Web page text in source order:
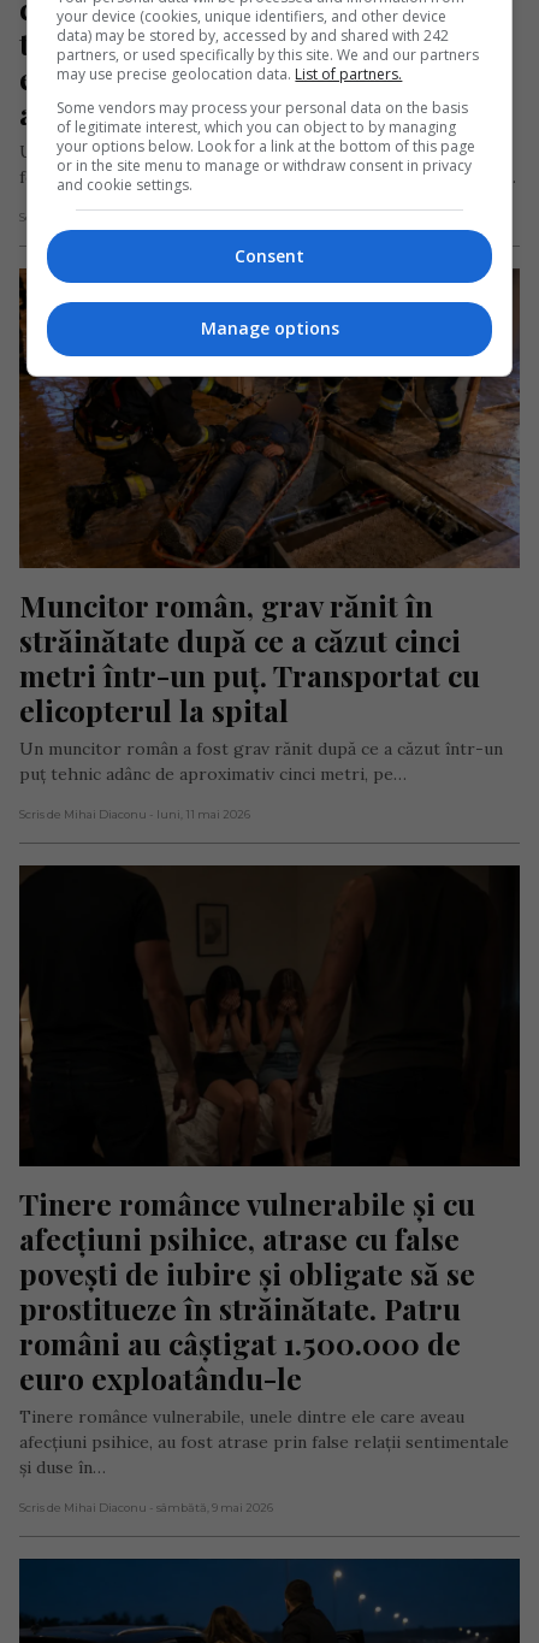
trecut prin frig, foamete, arest și
expulzare, iar astăzi este un
antreprenor de succes
Un român plecat dintr-un sat din Sălaj a trecut prin frig,
foamete, păduri dese, arest și expulzare înainte să reușească…
Scris de Mihai Diaconu
Muncitor român, grav rănit în
străinătate după ce a căzut cinci
metri într-un puț. Transportat cu
elicopterul la spital
Un muncitor român a fost grav rănit după ce a căzut într-un
puț tehnic adânc de aproximativ cinci metri, pe…
Scris de Mihai Diaconu - luni, 11 mai 2026
Tinere românce vulnerabile și cu
afecțiuni psihice, atrase cu false
povești de iubire și obligate să se
prostitueze în străinătate. Patru
români au câștigat 1.500.000 de
euro exploatându-le
Tinere românce vulnerabile, unele dintre ele care aveau
afecțiuni psihice, au fost atrase prin false relații sentimentale
și duse în…
Scris de Mihai Diaconu - sâmbătă, 9 mai 2026
your device (cookies, unique identifiers, and other device
data) may be stored by, accessed by and shared with 242
partners, or used specifically by this site. We and our partners
may use precise geolocation data. List of partners.
Some vendors may process your personal data on the basis
of legitimate interest, which you can object to by managing
your options below. Look for a link at the bottom of this page
or in the site menu to manage or withdraw consent in privacy
and cookie settings.
Consent
Manage options